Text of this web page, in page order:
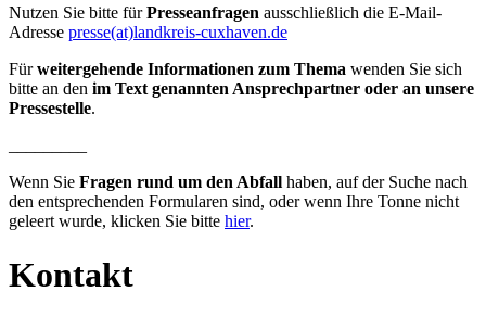
Nutzen Sie bitte fürPresseanfragen ausschließlich die E-Mail-
Adresse presse(at)landkreis-cuxhaven.de
Fürweitergehende Informationen zum Thema wenden Sie sich
bitte an den im Text genannten Ansprechpartner oder an unsere
Pressestelle.
Wenn Sie Fragen rund um den Abfall haben, auf der Suche nach
den entsprechenden Formularen sind, oder wenn Ihre Tonne nicht
geleert wurde, klicken Sie bitte hier.
Kontakt